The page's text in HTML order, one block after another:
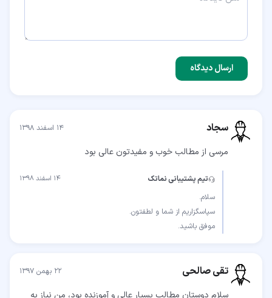
ارسال دیدگاه
سجاد ۱۴ اسفند ۱۳۹۸
مرسی از مطالب خوب و مفیدتون عالی بود
تیم پشتیبانی نماتک ۱۴ اسفند ۱۳۹۸
موفق باشید.
تقی صالحی ۲۲ بهمن ۱۳۹۷